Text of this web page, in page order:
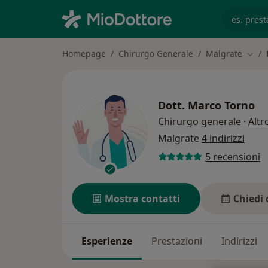
Homepage Chirurgo Generale Malgrate
Dott. Marco Torno
Chirurgo generale ·
Malgrate 4 indirizzi
5 recensioni
Mostra contatti Chiedi
Esperienze Prestazioni Indirizzi